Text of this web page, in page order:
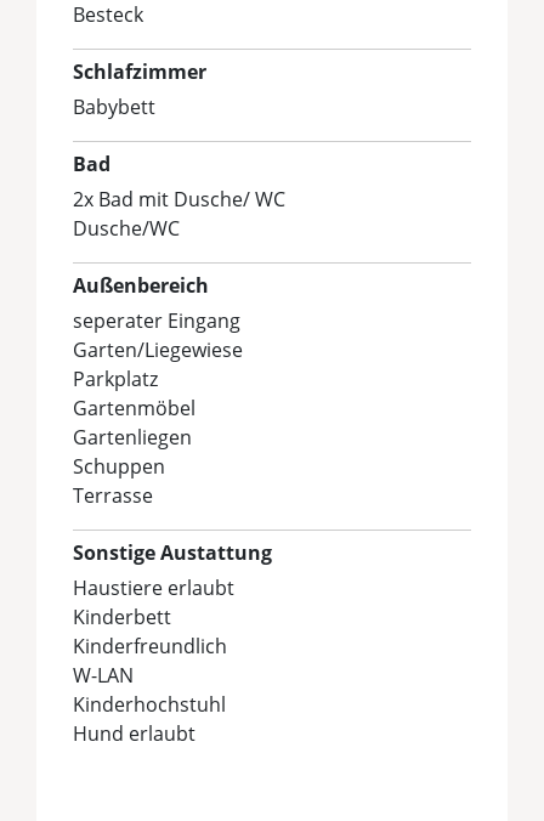
Besteck
Schlafzimmer
Babybett
Bad
2x Bad mit Dusche/ WC
Dusche/WC
Außenbereich
seperater Eingang
Garten/Liegewiese
Parkplatz
Gartenmöbel
Gartenliegen
Schuppen
Terrasse
Sonstige Austattung
Haustiere erlaubt
Kinderbett
Kinderfreundlich
W-LAN
Kinderhochstuhl
Hund erlaubt